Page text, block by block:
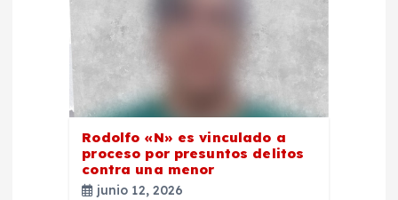
Rodolfo «N» es vinculado a
proceso por presuntos delitos
contra una menor
junio 12, 2026